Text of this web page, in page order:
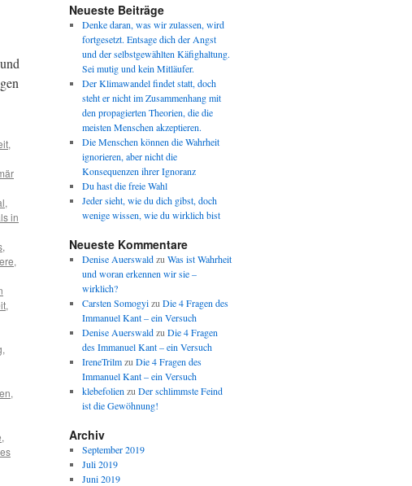
,
,
in
,
,
,
,
,
,
Neueste Beiträge
Denke daran, was wir zulassen, wird
fortgesetzt. Entsage dich der Angst
und der selbstgewählten Käfighaltung.
Sei mutig und kein Mitläufer.
Der Klimawandel findet statt, doch
steht er nicht im Zusammenhang mit
den propagierten Theorien, die die
meisten Menschen akzeptieren.
Die Menschen können die Wahrheit
ignorieren, aber nicht die
Konsequenzen ihrer Ignoranz
Du hast die freie Wahl
Jeder sieht, wie du dich gibst, doch
wenige wissen, wie du wirklich bist
Neueste Kommentare
Denise Auerswaldzu Was ist Wahrheit
und woran erkennen wir sie –
wirklich?
Carsten Somogyizu Die 4 Fragen des
Immanuel Kant – ein Versuch
Denise Auerswaldzu Die 4 Fragen
des Immanuel Kant – ein Versuch
IreneTrilmzu Die 4 Fragen des
Immanuel Kant – ein Versuch
klebefolien zu Der schlimmste Feind
ist die Gewöhnung!
Archiv
September 2019
Juli 2019
Juni 2019